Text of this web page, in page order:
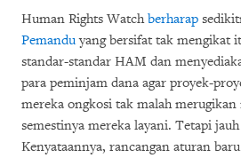
Human Rights Watchberharap
Pemanduyang bersifat tak mengikat
standar-standar HAM dan
para peminjam dana agar proyek-
mereka ongkosi tak malah merugikan
semestinya mereka layani. Tetapi
Kenyataannya, rancangan aturan